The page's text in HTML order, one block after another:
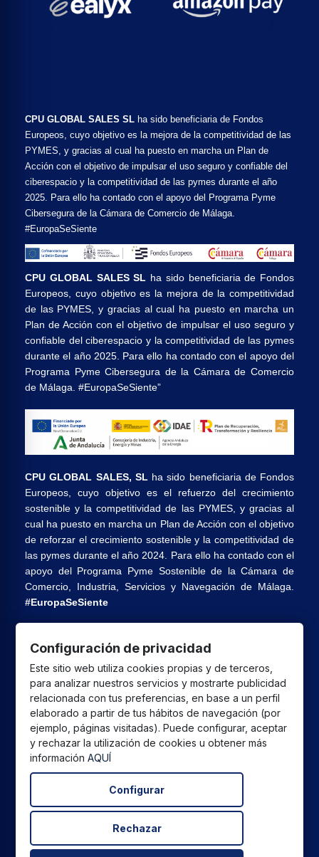
CPU GLOBAL SALES SL ha sido beneficiaria de Fondos
Europeos, cuyo objetivo es la mejora de la competitividad de las
PYMES, y gracias al cual ha puesto en marcha un Plan de
Acción con el objetivo de impulsar el uso seguro y confiable del
ciberespacio y la competitividad de las pymes durante el año
2025. Para ello ha contado con el apoyo del Programa Pyme
Cibersegura de la Cámara de Comercio de Málaga.
#EuropaSeSiente
CPU GLOBAL SALES SL ha sido beneficiaria de Fondos
Europeos, cuyo objetivo es la mejora de la competitividad
de las PYMES, y gracias al cual ha puesto en marcha un
Plan de Acción con el objetivo de impulsar el uso seguro y
confiable del ciberespacio y la competitividad de las pymes
durante el año 2025. Para ello ha contado con el apoyo del
Programa Pyme Cibersegura de la Cámara de Comercio
de Málaga. #EuropaSeSiente”
CPU GLOBAL SALES, SL ha sido beneficiaria de Fondos
Europeos, cuyo objetivo es el refuerzo del crecimiento
sostenible y la competitividad de las PYMES, y gracias al
cual ha puesto en marcha un Plan de Acción con el objetivo
de reforzar el crecimiento sostenible y la competitividad de
las pymes durante el año 2024. Para ello ha contado con el
apoyo del Programa Pyme Sostenible de la Cámara de
Comercio, Industria, Servicios y Navegación de Málaga.
#EuropaSeSiente
CPU GLOBAL SALES SL ha recibido una ayuda de la
Unión Europea con cargo al Programa FEDER Andalucía
2021-2027 destinada a mejorar la competitividad y la
digitalización del sector comercial y artesano en Andalucía,
cuyo objetivo principal es la realización de proyectos para
el fomento del crecimiento y consolidación de pymes
comerciales y artesanas.
Todos los precios están expresados ​​en euros e incluyen el
IVA. | Todas las marcas, logotipos y fotos de productos son
Configuración de privacidad
Este sitio web utiliza cookies propias y de terceros,
para analizar nuestros servicios y mostrarte publicidad
relacionada con tus preferencias, en base a un perfil
elaborado a partir de tus hábitos de navegación (por
ejemplo, páginas visitadas). Puede configurar, aceptar
y rechazar la utilización de cookies u obtener más
informaciónAQUÍ
Configurar
Rechazar